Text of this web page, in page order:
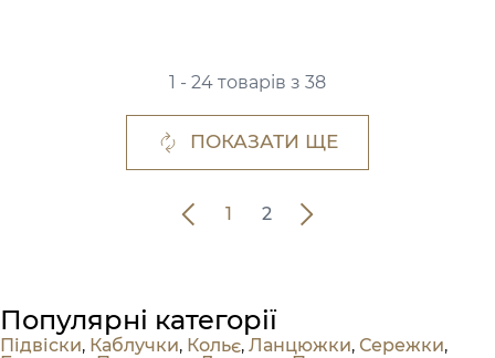
1 - 24 товарів з 38
ПОКАЗАТИ ЩЕ
1 2
Популярні категорії
Підвіски, Каблучки, Кольє, Ланцюжки, Сережки,